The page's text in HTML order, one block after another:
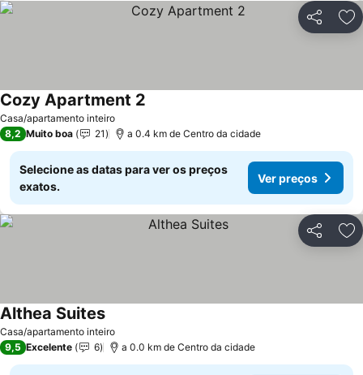
Partilhar
Casa/apartamento inteiro
Cozy Apartment 2
8,2 Muito boa 21 a 0.4 km de Centro da cidade
Selecione as datas para ver os preços
exatos.
Ver preços
Partilhar
Casa/apartamento inteiro
Althea Suites
9,5 Excelente 6 a 0.0 km de Centro da cidade